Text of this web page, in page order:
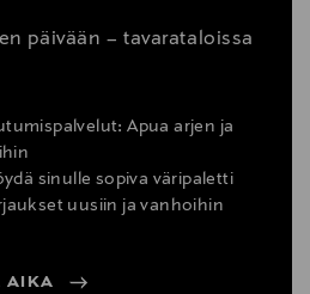
päivään – tavarataloissa
Apua arjen ja
sinulle sopiva väripaletti
uusiin ja vanhoihin
AIKA